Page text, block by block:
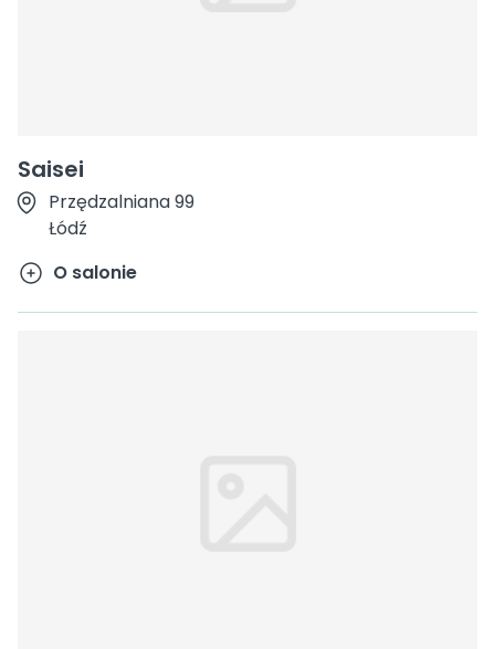
Saisei
Przędzalniana 99
Łódź
O salonie